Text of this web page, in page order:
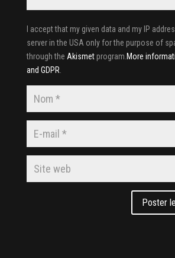
I accept that my given data and my IP
server in the USA only for the purpose of
through the Akismetprogram. More
and GDPR